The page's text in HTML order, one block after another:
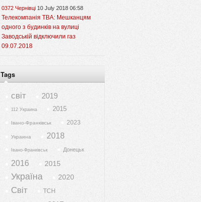
0372 Чернівці 10 July 2018 06:58
Телекомпанія ТВА: Мешканцям
одного з будинків на вулиці
Заводській відключили газ
09.07.2018
Tags
світ 2019
112 Украина 2015
Івано-Франківськ 2023
Украина 2018
Івано-Франківськ Донецьк
2016 2015
Україна 2020
Світ ТСН